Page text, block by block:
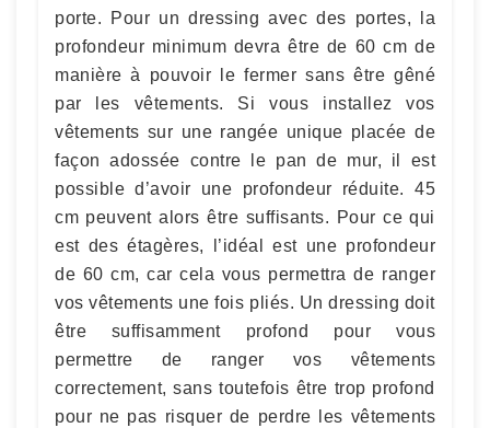
porte. Pour un dressing avec des portes, la
profondeur minimum devra être de 60 cm de
manière à pouvoir le fermer sans être gêné
par les vêtements. Si vous installez vos
vêtements sur une rangée unique placée de
façon adossée contre le pan de mur, il est
possible d’avoir une profondeur réduite. 45
cm peuvent alors être suffisants. Pour ce qui
est des étagères, l’idéal est une profondeur
de 60 cm, car cela vous permettra de ranger
vos vêtements une fois pliés. Un dressing doit
être suffisamment profond pour vous
permettre de ranger vos vêtements
correctement, sans toutefois être trop profond
pour ne pas risquer de perdre les vêtements